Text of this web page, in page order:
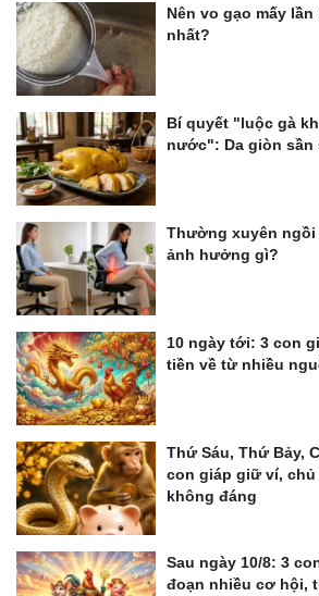
Nên vo gạo mấy
nhất?
Bí quyết "luộc gà
nước": Da giòn
Thường xuyên ngồi
ảnh hưởng gì?
10 ngày tới: 3 con
tiền về từ nhiều
Thứ Sáu, Thứ Bảy,
con giáp giữ ví, chủ
không đáng
Sau ngày 10/8: 3
đoạn nhiều cơ hội,